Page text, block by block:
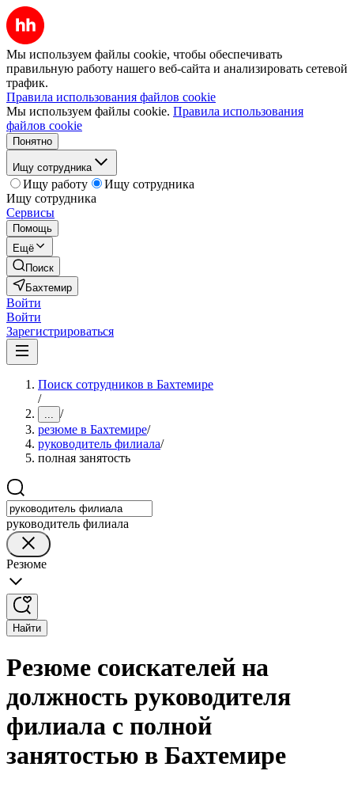
Мы используем файлы cookie, чтобы обеспечивать
правильную работу нашего веб-сайта и анализировать сетевой
трафик.
Правила использования файлов cookie
Мы используем файлы cookie. Правила использования
файлов cookie
Понятно
Ищу сотрудника
Ищу работу
Ищу сотрудника
Ищу сотрудника
Сервисы
Помощь
Ещё
Поиск
Бахтемир
Войти
Войти
Зарегистрироваться
Поиск сотрудников в Бахтемире
/
... /
резюме в Бахтемире/
руководитель филиала/
полная занятость
руководитель филиала
Резюме
Найти
Резюме соискателей на
должность руководителя
филиала с полной
занятостью в Бахтемире